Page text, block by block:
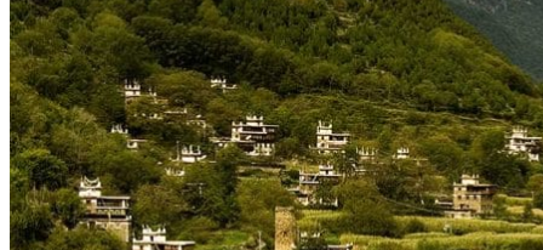
Circuits
Organisation
Circuits sur mesure
Nos Petits Groupes
Ambiance
Classique et incontournables
Culture & expériences
Nature et grands paysages
Famille et enfants
Trekking et aventure
Luxe et exception